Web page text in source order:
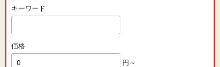
キーワード
価格
円～